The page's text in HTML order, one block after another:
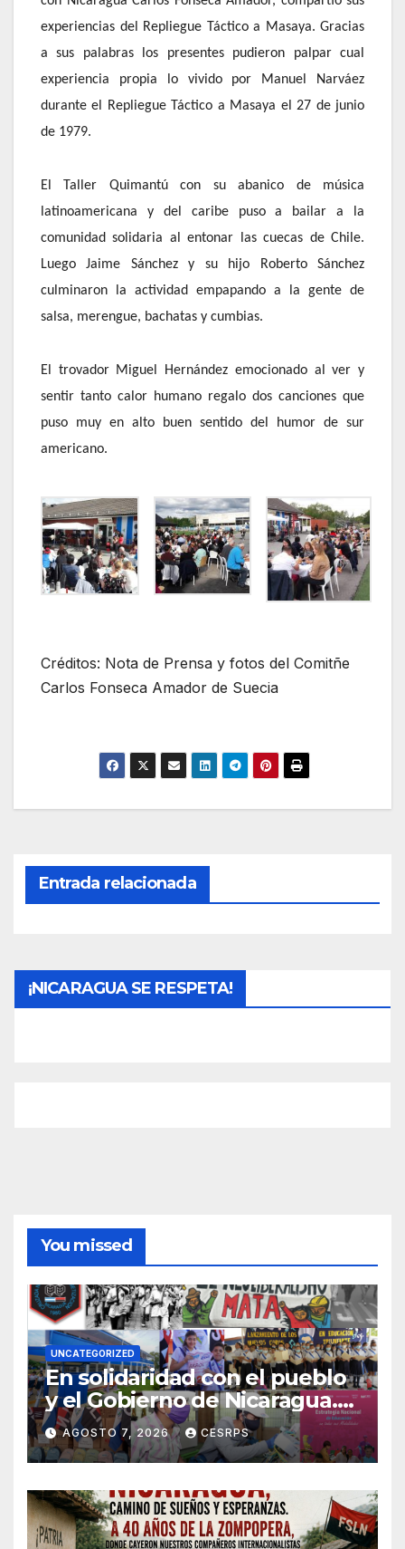
experiencias del Repliegue Táctico a Masaya. Gracias
a sus palabras los presentes pudieron palpar cual
experiencia propia lo vivido por Manuel Narváez
durante el Repliegue Táctico a Masaya el 27 de junio
de 1979.
El Taller Quimantú con su abanico de música
latinoamericana y del caribe puso a bailar a la
comunidad solidaria al entonar las cuecas de Chile.
Luego Jaime Sánchez y su hijo Roberto Sánchez
culminaron la actividad empapando a la gente de
salsa, merengue, bachatas y cumbias.
El trovador Miguel Hernández emocionado al ver y
sentir tanto calor humano regalo dos canciones que
puso muy en alto buen sentido del humor de sur
americano.
Créditos: Nota de Prensa y fotos del Comitñe
Carlos Fonseca Amador de Suecia
Entrada relacionada
¡NICARAGUA SE RESPETA!
You missed
UNCATEGORIZED
En solidaridad con el pueblo
y el Gobierno de Nicaragua.
En defensa de su soberanía y
de su modelo de democracia
participa
AGOSTO 7, 2026 CESRPS